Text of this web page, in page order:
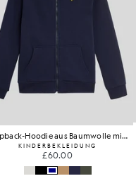
Loopback-Hoodie aus Baumwolle mit durchgehendem Reißverschluss
KINDERBEKLEIDUNG
£60.00